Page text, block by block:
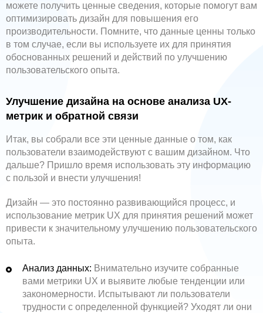
можете получить ценные сведения, которые помогут вам
оптимизировать дизайн для повышения его
производительности. Помните, что данные ценны только
в том случае, если вы используете их для принятия
обоснованных решений и действий по улучшению
пользовательского опыта.
Улучшение дизайна на основе анализа UX-
метрик и обратной связи
Итак, вы собрали все эти ценные данные о том, как
пользователи взаимодействуют с вашим дизайном. Что
дальше? Пришло время использовать эту информацию
с пользой и внести улучшения!
Дизайн — это постоянно развивающийся процесс, и
использование метрик UX для принятия решений может
привести к значительному улучшению пользовательского
опыта.
Анализ данных: Внимательно изучите собранные
вами метрики UX и выявите любые тенденции или
закономерности. Испытывают ли пользователи
трудности с определенной функцией? Уходят ли они